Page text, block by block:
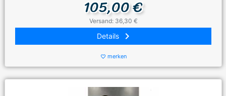
105,00 €
Versand: 36,30 €
Details keyboard_arrow_right
favorite_border merken